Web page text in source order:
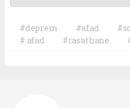
#deprem #afad
#.afad
#rasathane